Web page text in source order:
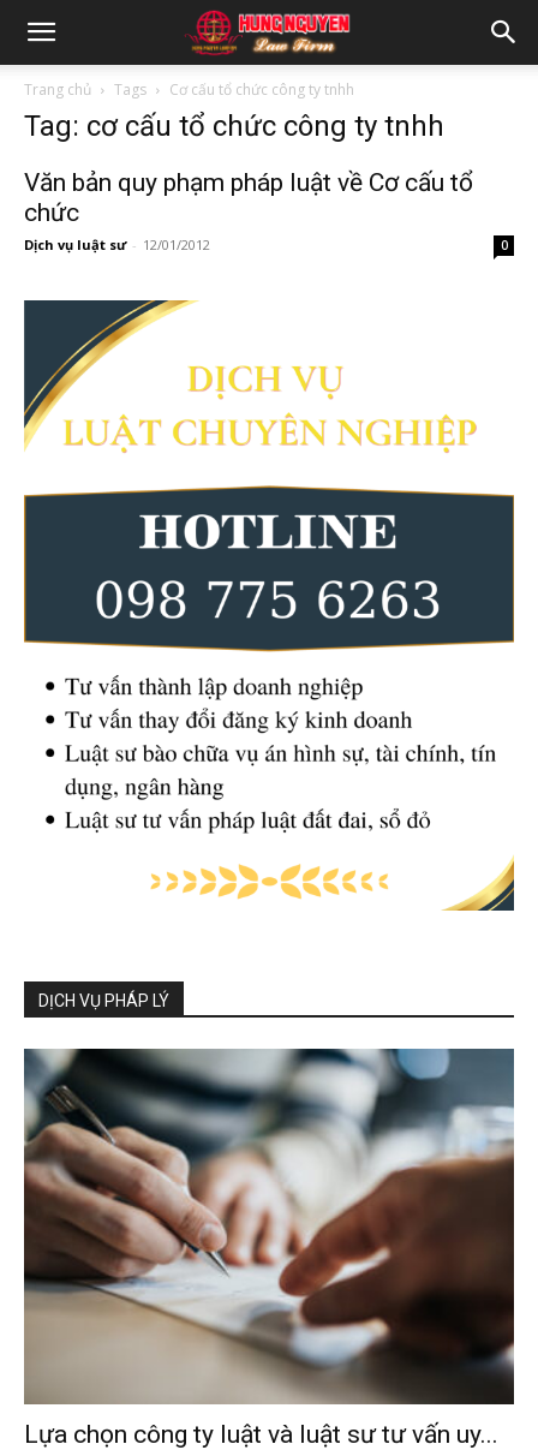
Trang chủ Tags Cơ cấu tổ chức công ty tnhh
Tag: cơ cấu tổ chức công ty tnhh
Văn bản quy phạm pháp luật về Cơ cấu tổ
chức
Dịch vụ luật sư - 12/01/2012 0
DỊCH VỤ PHÁP LÝ
Lựa chọn công ty luật và luật sư tư vấn uy...